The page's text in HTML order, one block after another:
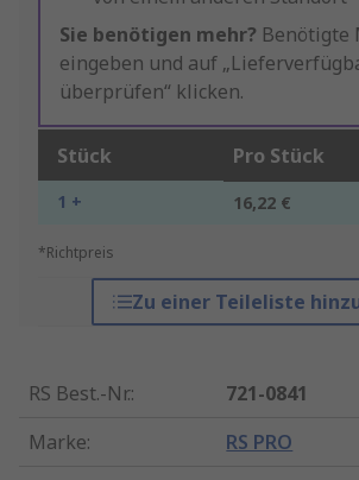
Sie benötigen mehr? Benötigte
eingeben und auf
überprüfen“ klicken.
Stück Pro Stück
1 + 16,22 €
*Richtpreis
Zu einer Teileliste
RS Best.-Nr.:
721-0841
Marke: RS PRO